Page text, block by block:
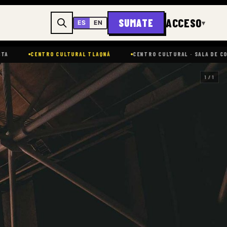
ES EN SUMATE ACCESO▾
CULTURAL TLAQNÁ CENTRO CULTURAL · SALA DE CONCIERTOS
1 / 1